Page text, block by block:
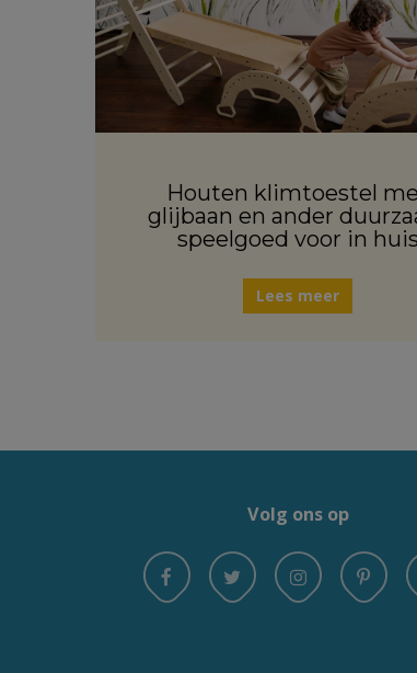
Houten klimtoestel
glijbaan en ander
speelgoed voor in huis
Lees meer
Volg ons op